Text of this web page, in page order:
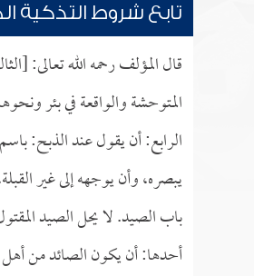
تابع شروط التذكية
قال المؤلف رحمه الله تعالى:
المتوحشة والواقعة في بئر
الرابع: أن يقول عند الذبح:
يبصره، وأن يوجهه إلى غير
باب الصيد. لا يحل الصيد
أحدها: أن يكون الصائد من أهل